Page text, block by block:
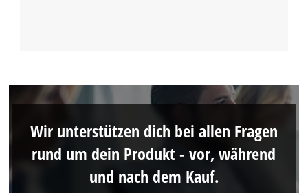
Wir unterstützen dich bei allen Fragen
rund um dein Produkt - vor, während
und nach dem Kauf.